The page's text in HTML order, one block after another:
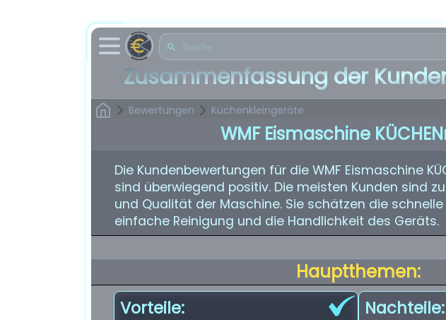
Zusammenfassung der
Bewertungen Küchenkleingeräte
WMF Eismaschine
Die Kundenbewertungen für die WMF Eismaschine
sind überwiegend positiv. Die meisten Kunden sind
und Qualität der Maschine. Sie schätzen die schnelle
einfache Reinigung und die Handlichkeit des Geräts.
Hauptthemen:
Vorteile: Nachteile: